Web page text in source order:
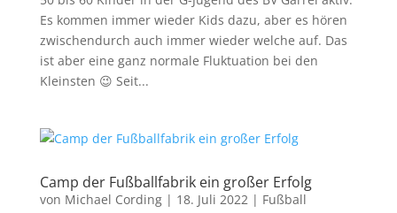
Es kommen immer wieder Kids dazu, aber es hören
zwischendurch auch immer wieder welche auf. Das
ist aber eine ganz normale Fluktuation bei den
Kleinsten 😉 Seit...
Camp der Fußballfabrik ein großer Erfolg
von Michael Cording| 18. Juli 2022| Fußball